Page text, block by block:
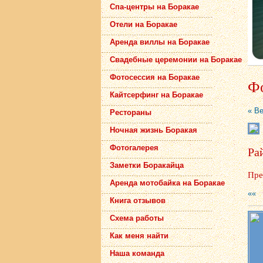
Спа-центры на Боракае
Отели на Боракае
Аренда виллы на Боракае
Свадебные церемонии на Боракае
Фотосессия на Боракае
Кайтсерфинг на Боракае
Рестораны
Ночная жизнь Боракая
Фотогалерея
Заметки Боракайца
Аренда мотобайка на Боракае
Книга отзывов
Схема работы
Как меня найти
Наша команда
«
««